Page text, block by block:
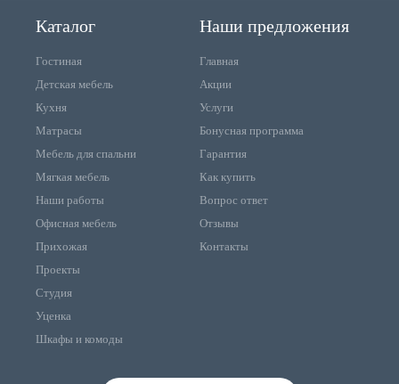
Каталог
Гостиная
Детская мебель
Кухня
Матрасы
Мебель для спальни
Мягкая мебель
Наши работы
Офисная мебель
Прихожая
Проекты
Студия
Уценка
Шкафы и комоды
Наши предложения
Главная
Акции
Услуги
Бонусная программа
Гарантия
Как купить
Вопрос ответ
Отзывы
Контакты